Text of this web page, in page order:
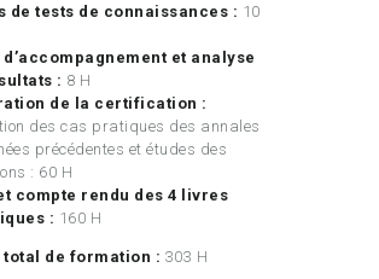
de tests de connaissances : 10
d’accompagnement et analyse
: 8 H
de la certification :
des cas pratiques des annales
précédentes et études des
: 60 H
compte rendu des 4 livres
: 160 H
total de formation : 303 H